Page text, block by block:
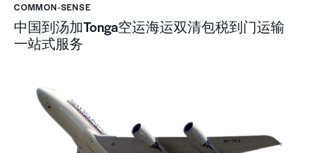
COMMON-SENSE
中国到汤加Tonga空运海运双清包税到门运输
一站式服务